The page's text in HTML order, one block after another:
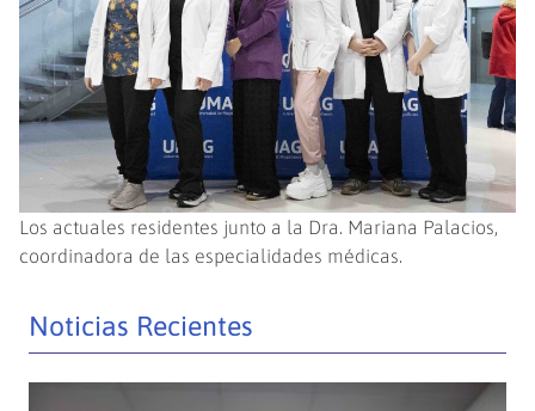
Los actuales residentes junto a la Dra. Mariana Palacios,
coordinadora de las especialidades médicas.
Noticias Recientes